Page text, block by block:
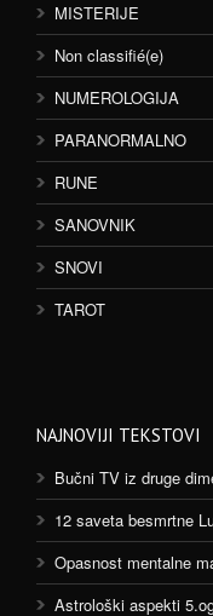
MISTERIJE
Non classifié(e)
NUMEROLOGIJA
PARANORMALNO
RUNE
SANOVNIK
SNOVI
TAROT
NAJNOVIJI TEKSTOVI
Bučni TV iz druge
12 saveta besmrtne
Opasnost mentalne
Astrološki aspekti